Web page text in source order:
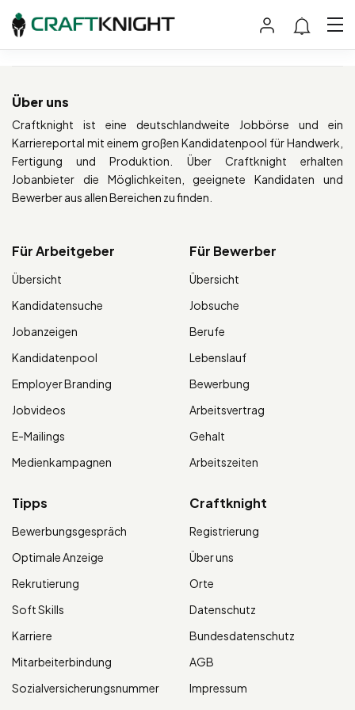
Über uns
Craftknight ist eine deutschlandweite Jobbörse und ein
Karriereportal mit einem großen Kandidatenpool für Handwerk,
Fertigung und Produktion. Über Craftknight erhalten
Jobanbieter die Möglichkeiten, geeignete Kandidaten und
Bewerber aus allen Bereichen zu finden.
Für Arbeitgeber
Übersicht
Kandidatensuche
Jobanzeigen
Kandidatenpool
Employer Branding
Jobvideos
E-Mailings
Medienkampagnen
Für Bewerber
Übersicht
Jobsuche
Berufe
Lebenslauf
Bewerbung
Arbeitsvertrag
Gehalt
Arbeitszeiten
Tipps
Bewerbungsgespräch
Optimale Anzeige
Rekrutierung
Soft Skills
Karriere
Mitarbeiterbindung
Sozialversicherungsnummer
Craftknight
Registrierung
Über uns
Orte
Datenschutz
Bundesdatenschutz
AGB
Impressum